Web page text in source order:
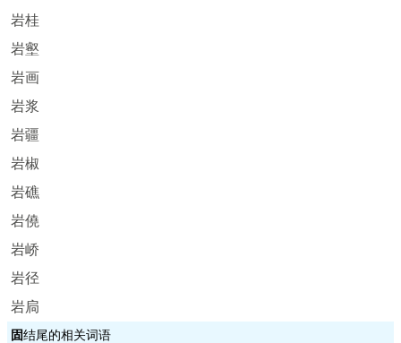
岩桂
岩壑
岩画
岩浆
岩疆
岩椒
岩礁
岩僥
岩峤
岩径
岩扃
固结尾的相关词语